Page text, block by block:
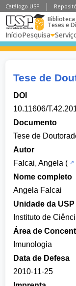
Catálogo USP
Teses e
InícioPesquisa
Tese de
DOI
10.11606/
Documento
Tese de
Autor
Falcai, Angela (
Nome completo
Angela Falcai
Unidade da USP
Instituto de
Área de
Imunologia
Data de Defesa
2010-11-25